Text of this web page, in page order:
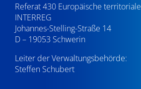
Referat 430 Europäische
INTERREG
Johannes-Stelling-Straße 14
D – 19053 Schwerin
Leiter der Verwaltungsbehörde:
Steffen Schubert